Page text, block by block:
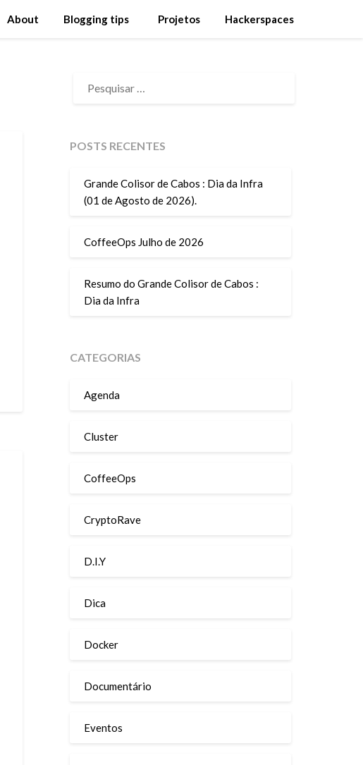
About Blogging tips Projetos Hackerspaces
POR:
POSTS RECENTES
Grande Colisor de Cabos : Dia da Infra
(01 de Agosto de 2026).
CoffeeOps Julho de 2026
Resumo do Grande Colisor de Cabos :
Dia da Infra
CATEGORIAS
Agenda
Cluster
CoffeeOps
CryptoRave
D.I.Y
Dica
Docker
Documentário
Eventos